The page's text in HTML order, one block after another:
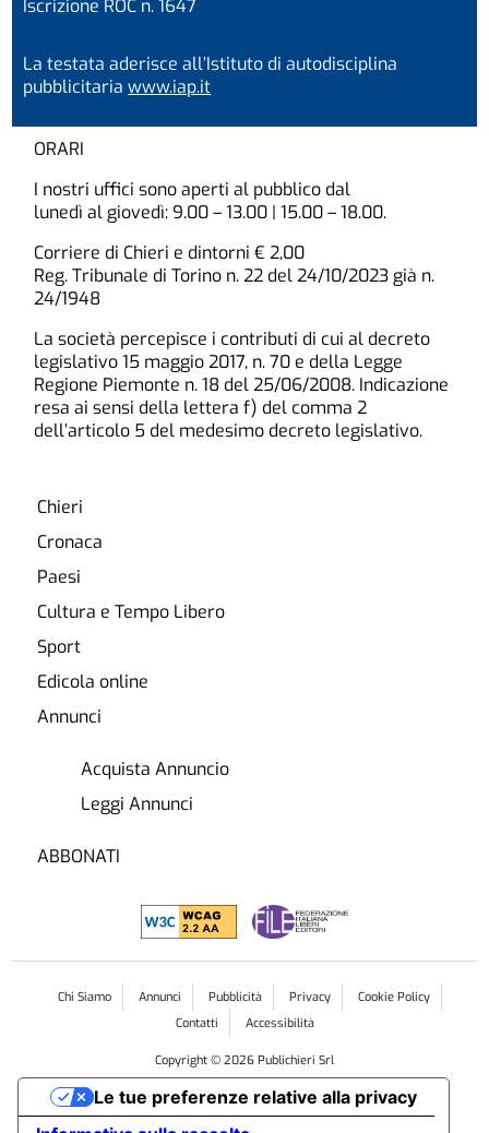
Iscrizione ROC n. 1647
La testata aderisce all’Istituto di autodisciplina
pubblicitariawww.iap.it
ORARI
I nostri uffici sono aperti al pubblico dal
lunedì al giovedì: 9.00 – 13.00 | 15.00 – 18.00.
Corriere di Chieri e dintorni € 2,00
Reg. Tribunale di Torino n. 22 del 24/10/2023 già n.
24/1948
La società percepisce i contributi di cui al decreto
legislativo 15 maggio 2017, n. 70 e della Legge
Regione Piemonte n. 18 del 25/06/2008. Indicazione
resa ai sensi della lettera f) del comma 2
dell’articolo 5 del medesimo decreto legislativo.
Chieri
Cronaca
Paesi
Cultura e Tempo Libero
Sport
Edicola online
Annunci
Acquista Annuncio
Leggi Annunci
ABBONATI
Chi Siamo Annunci Pubblicità Privacy
Cookie Policy
Contatti
Accessibilità
Copyright © 2026 Publichieri Srl
Le tue preferenze relative alla privacy